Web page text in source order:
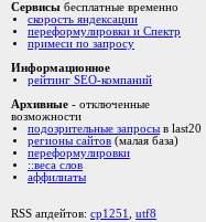
Сервисы бесплатные временно
скорость яндексации
переформулировки и Спектр
примеси по запросу
Информационное
рейтинг SEO-компаний
Архивные - отключенные
возможности
подозрительные запросы в last20
регионы сайтов (малая база)
переформулировки
::веса слов
аффилиаты
RSS апдейтов: cp1251
utf8